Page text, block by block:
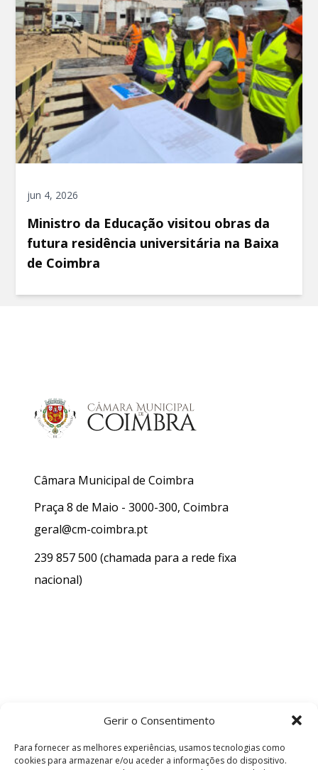
Gerir o Consentimento
Para fornecer as melhores experiências, usamos tecnologias como
cookies para armazenar e/ou aceder a informações do dispositivo.
jun 4, 2026
Ministro da Educação visitou obras da
futura residência universitária na Baixa
de Coimbra
Câmara Municipal de Coimbra
Praça 8 de Maio - 3000-300, Coimbra
geral@cm-coimbra.pt
239 857 500 (chamada para a rede fixa
nacional)